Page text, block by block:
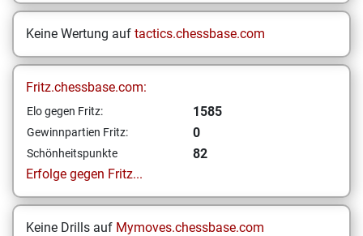
Keine Wertung auf tactics.chessbase.com
Fritz.chessbase.com:
Elo gegen Fritz: 1585
Gewinnpartien Fritz: 0
Schönheitspunkte
82
Erfolge gegen Fritz...
Keine Drills auf Mymoves.chessbase.com